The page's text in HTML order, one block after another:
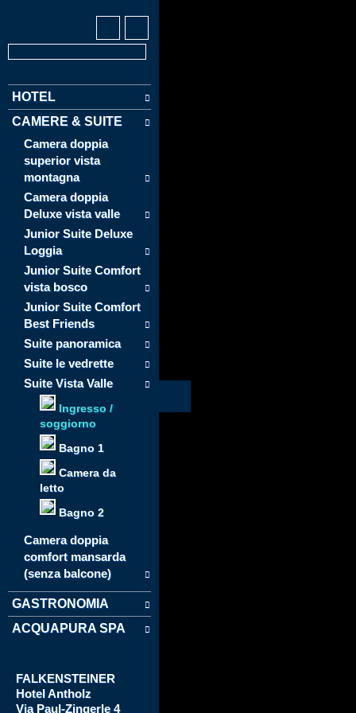
HOTEL
CAMERE & SUITE
Camera doppia
superior vista
montagna
Camera doppia
Deluxe vista valle
Junior Suite Deluxe
Loggia
Junior Suite Comfort
vista bosco
Junior Suite Comfort
Best Friends
Suite panoramica
Suite le vedrette
Suite Vista Valle
Ingresso /
soggiorno
Bagno 1
Camera da
letto
Bagno 2
Camera doppia
comfort mansarda
(senza balcone)
GASTRONOMIA
ACQUAPURA SPA
FALKENSTEINER
HotelAntholz
Via Paul-Zingerle 4